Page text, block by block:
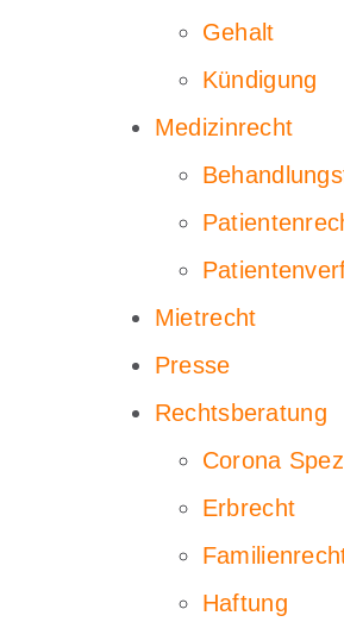
Gehalt
Kündigung
Medizinrecht
Mietrecht
Presse
Rechtsberatung
Corona
Erbrecht
Haftung